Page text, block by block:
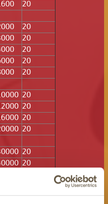
20
20
20
20
20
20
20
20
20
20
20
20